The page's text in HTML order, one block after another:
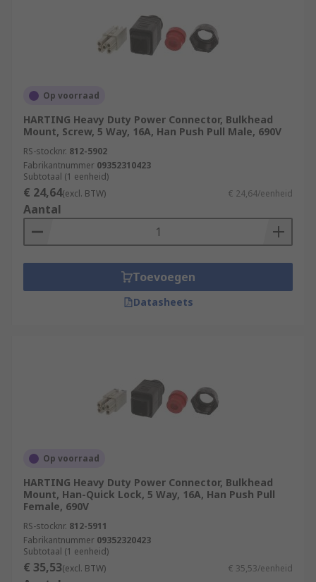
Op voorraad
HARTING Heavy Duty Power Connector, Bulkhead
Mount, Screw, 5 Way, 16A, Han Push Pull Male, 690V
RS-stocknr. 812-5902
Fabrikantnummer 09352310423
Subtotaal (1 eenheid)
€ 24,64(excl. BTW) € 24,64/eenheid
Aantal
Toevoegen
Datasheets
Op voorraad
HARTING Heavy Duty Power Connector, Bulkhead
Mount, Han-Quick Lock, 5 Way, 16A, Han Push Pull
Female, 690V
RS-stocknr. 812-5911
Fabrikantnummer 09352320423
Subtotaal (1 eenheid)
€ 35,53(excl. BTW) € 35,53/eenheid